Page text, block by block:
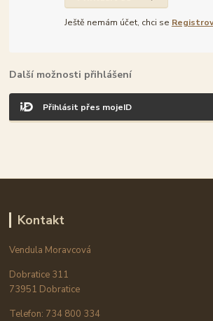
Ještě nemám účet, chci se
Další možnosti přihlášení
Přihlásit přes mojeID
Kontakt
Vendula Moravcová
Dobratice 311
73951 Dobratice
Telefon: 734 800 334